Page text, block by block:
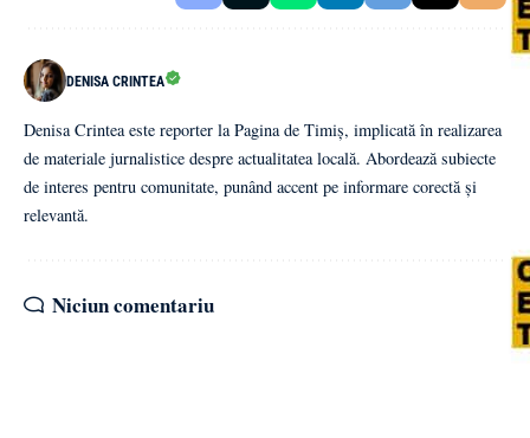
DENISA CRINTEA
Denisa Crintea este reporter la Pagina de Timiș, implicată în realizarea
de materiale jurnalistice despre actualitatea locală. Abordează subiecte
de interes pentru comunitate, punând accent pe informare corectă și
relevantă.
Niciun comentariu